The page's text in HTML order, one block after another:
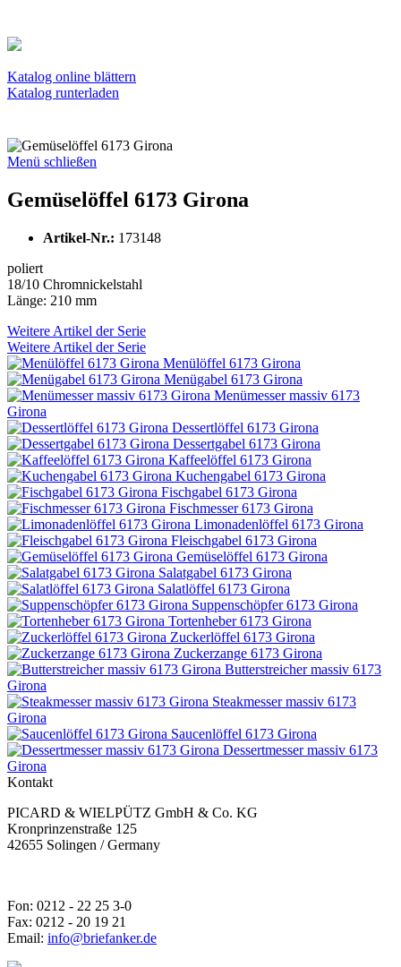
Katalog online blättern
Katalog runterladen
Menü schließen
Gemüselöffel 6173 Girona
Artikel-Nr.: 173148
poliert
18/10 Chromnickelstahl
Länge: 210 mm
Weitere Artikel der Serie
Weitere Artikel der Serie
Menülöffel 6173 Girona
Menügabel 6173 Girona
Menümesser massiv 6173
Girona
Dessertlöffel 6173 Girona
Dessertgabel 6173 Girona
Kaffeelöffel 6173 Girona
Kuchengabel 6173 Girona
Fischgabel 6173 Girona
Fischmesser 6173 Girona
Limonadenlöffel 6173 Girona
Fleischgabel 6173 Girona
Gemüselöffel 6173 Girona
Salatgabel 6173 Girona
Salatlöffel 6173 Girona
Suppenschöpfer 6173 Girona
Tortenheber 6173 Girona
Zuckerlöffel 6173 Girona
Zuckerzange 6173 Girona
Butterstreicher massiv 6173
Girona
Steakmesser massiv 6173
Girona
Saucenlöffel 6173 Girona
Dessertmesser massiv 6173
Girona
Kontakt
PICARD & WIELPÜTZ GmbH & Co. KG
Kronprinzenstraße 125
42655 Solingen / Germany
Fon: 0212 - 22 25 3-0
Fax: 0212 - 20 19 21
Email: info@briefanker.de